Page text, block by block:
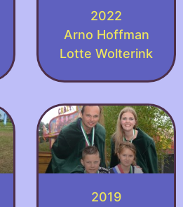
2022
Arno Hoffman
Lotte Wolterink
2019